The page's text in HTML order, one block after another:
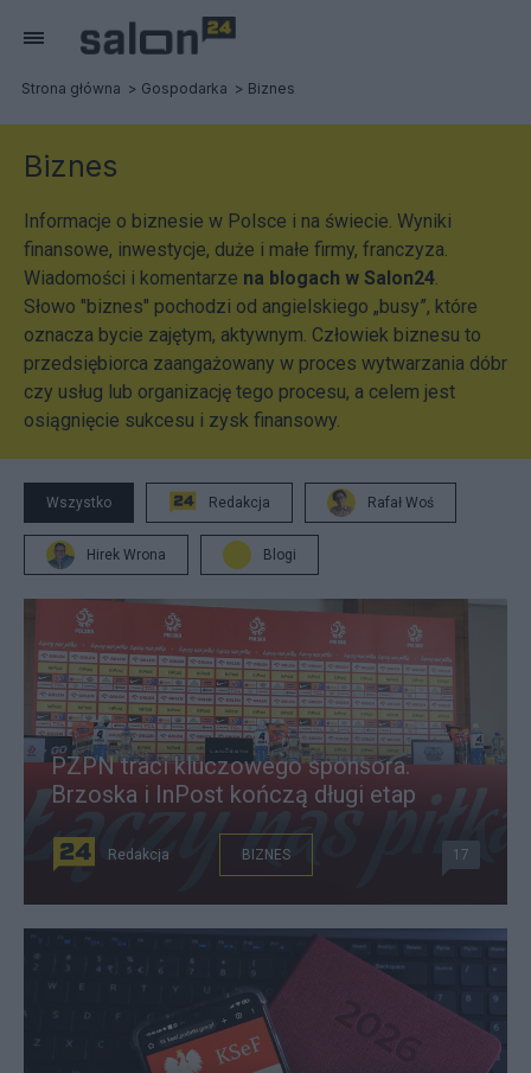
Strona główna Gospodarka Biznes
Biznes
Informacje o biznesie w Polsce i na świecie. Wyniki
finansowe, inwestycje, duże i małe firmy, franczyza.
Wiadomości i komentarze na blogach w Salon24.
Słowo "biznes" pochodzi od angielskiego „busy”, które
oznacza bycie zajętym, aktywnym. Człowiek biznesu to
przedsiębiorca zaangażowany w proces wytwarzania dóbr
czy usług lub organizację tego procesu, a celem jest
osiągnięcie sukcesu i zysk finansowy.
Wszystko Redakcja Rafał Woś
Hirek Wrona Blogi
PZPN traci kluczowego sponsora.
Brzoska i InPost kończą długi etap
Redakcja BIZNES 17